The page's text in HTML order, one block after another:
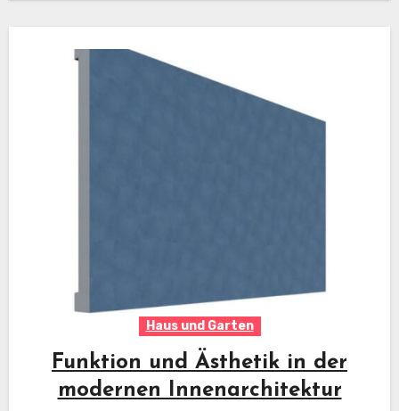
Haus und Garten
Funktion und Ästhetik in der
modernen Innenarchitektur